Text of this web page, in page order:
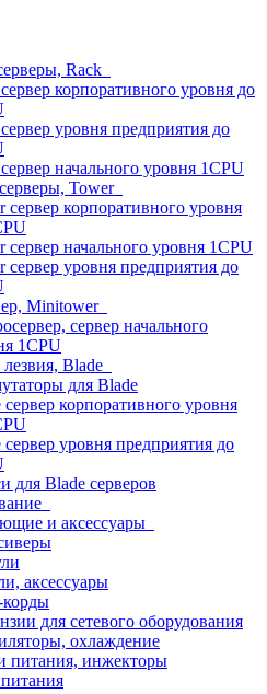
Rack
корпоративного уровня до
уровня предприятия до
начального уровня 1CPU
Tower
сервер корпоративного уровня
сервер начального уровня 1CPU
сервер уровня предприятия до
Minitower
сервер начального
1CPU
Blade
для Blade
сервер корпоративного уровня
сервер уровня предприятия до
для Blade серверов
и аксессуары
аксессуары
для сетевого оборудования
охлаждение
питания, инжекторы